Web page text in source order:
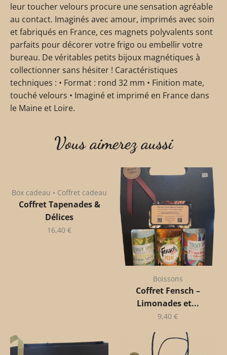
leur toucher velours procure une sensation agréable
au contact. Imaginés avec amour, imprimés avec soin
et fabriqués en France, ces magnets polyvalents sont
parfaits pour décorer votre frigo ou embellir votre
bureau. De véritables petits bijoux magnétiques à
collectionner sans hésiter ! Caractéristiques
techniques : • Format : rond 32 mm • Finition mate,
touché velours • Imaginé et imprimé en France dans
le Maine et Loire.
Vous aimerez aussi
Box cadeau • Coffret cadeau
Coffret Tapenades &
Délices
16,40 €
Boissons
Coffret Fensch –
Limonades et...
9,40 €